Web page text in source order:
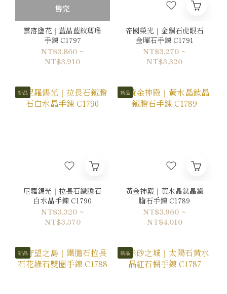
售完
雲落鹽花｜藍晶藍紋瑪瑙
手鍊 C1797
NT$3,860 ~
NT$3,910
帝國榮光｜金銅石虎眼石
金曜石手鍊 C1791
NT$3,270 ~
NT$3,320
新品
尼羅錫光｜拉長石鐵膽石
白水晶手鍊 C1790
NT$3,320 ~
NT$3,370
新品
黃金神殿｜黃水晶鈦晶鐵
膽石手鍊 C1789
NT$3,960 ~
NT$4,010
新品 新品